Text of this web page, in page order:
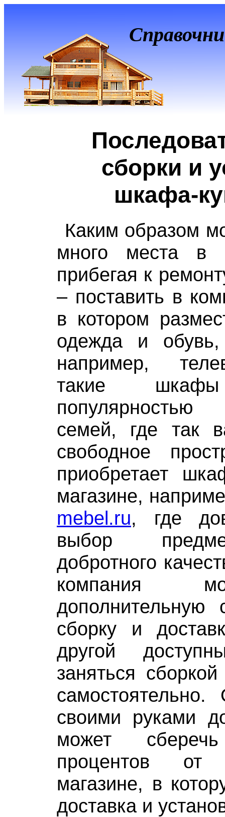
сборки и
шкафа-
Каким образом
много места в
прибегая к
– поставить в
в котором
одежда и
например,
такие шкафы
семей, где так
свободное
приобретает
магазине,
mebel.ru, где
выбор
добротного
компания
дополнительную
сборку и
другой
заняться сборкой
своими руками
может
процентов
магазине, в
доставка и